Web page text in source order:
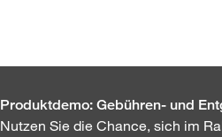
Produktdemo: Gebühren- und
Nutzen Sie die Chance, sich im